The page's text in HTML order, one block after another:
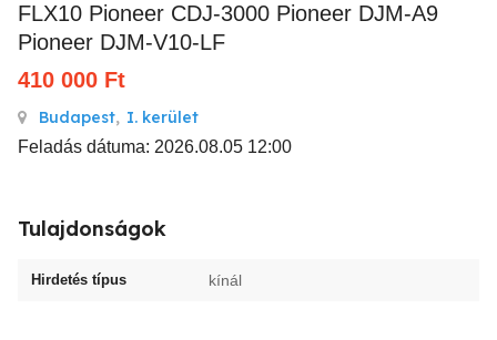
FLX10 Pioneer CDJ-3000 Pioneer DJM-A9
Pioneer DJM-V10-LF
410 000 Ft
Budapest, I. kerület
Feladás dátuma: 2026.08.05 12:00
Tulajdonságok
Hirdetés típus kínál